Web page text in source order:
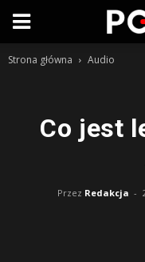
Strona główna Audio
Co jest
Przez Redakcja -